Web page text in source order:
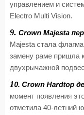
управлением и
Electro Multi Vision.
9. Crown Majesta
Majesta стала
замену раме пришла
двухрычажной
10. Crown Hardtop
момент появления
отметила 40-летний